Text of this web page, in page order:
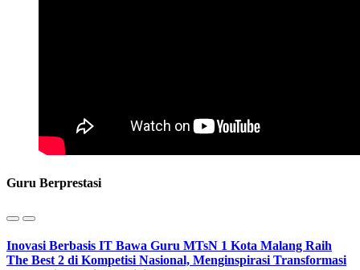
Guru Berprestasi
Inovasi Berbasis IT Bawa Guru MTsN 1 Kota Malang Raih
The Best 2 di Kompetisi Nasional, Menginspirasi Transformasi